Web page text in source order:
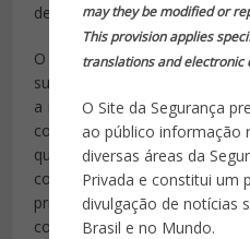
may they be modified or
This provision applies
translations and electronic
O Site da Segurança
ao público informação
diversas áreas da
Privada e constitui um
divulgação de notícias
Brasil e no Mundo.
destacou António Costa.
O agora primeiro-
surpreendido com o que
a informação de que irá ser
contra mim”. Refere ainda
que é acusado mas
colaborar” com a Justiça e
primeiro-ministro não são
como a que se verifica neste